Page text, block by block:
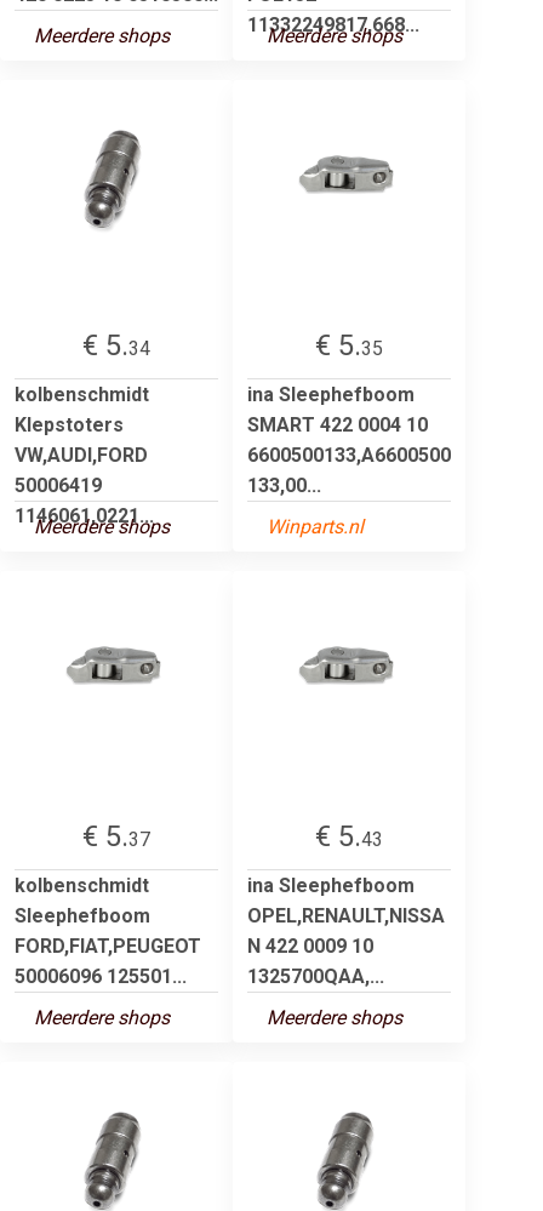
Meerdere shops
11332249817,668...
Meerdere shops
€ 5.34
kolbenschmidt
Klepstoters
VW,AUDI,FORD
50006419
1146061,0221...
Meerdere shops
€ 5.35
ina Sleephefboom
SMART 422 0004 10
6600500133,A6600500
133,00...
Winparts.nl
€ 5.37
kolbenschmidt
Sleephefboom
FORD,FIAT,PEUGEOT
50006096 125501...
Meerdere shops
€ 5.43
ina Sleephefboom
OPEL,RENAULT,NISSA
N 422 0009 10
1325700QAA,...
Meerdere shops